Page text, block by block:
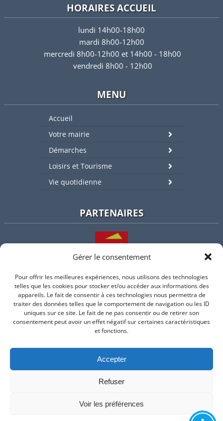
Gérer le consentement
Pour offrir les meilleures expériences, nous utilisons des technologies
telles que les cookies pour stocker et/ou accéder aux informations des
appareils. Le fait de consentir à ces technologies nous permettra de
traiter des données telles que le comportement de navigation ou les ID
uniques sur ce site. Le fait de ne pas consentir ou de retirer son
consentement peut avoir un effet négatif sur certaines caractéristiques
et fonctions.
Accepter
Refuser
Voir les préférences
HORAIRES ACCUEIL
lundi 14h00-18h00
mardi 8h00-12h00
mercredi 8h00-12h00 et 14h00 - 18h00
vendredi 8h00 - 12h00
MENU
Accueil
Votre mairie
Démarches
Loisirs et Tourisme
Vie quotidienne
PARTENAIRES
L'intercommunalité
Intramuros
Suivez-nous sur Facebook
Site